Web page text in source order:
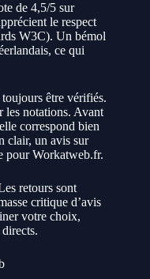
de 4,5/5 sur
le respect
W3C). Un bémol
ce qui
être vérifiés.
les notations. Avant
correspond bien
clair, un avis sur
pour Workatweb.fr.
retours sont
critique d’avis
votre choix,